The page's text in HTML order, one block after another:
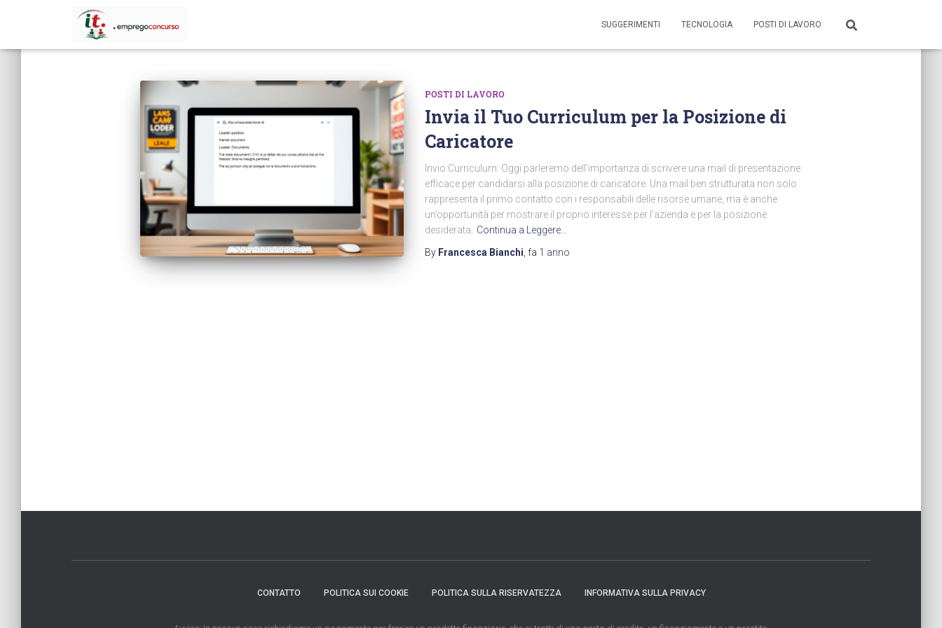
SUGGERIMENTI TECNOLOGIA POSTI DI LAVORO
POSTI DI LAVORO
Invia il Tuo Curriculum per la Posizione di
Caricatore
Invio Curriculum: Oggi parleremo dell’importanza di scrivere una mail di presentazione
efficace per candidarsi alla posizione di caricatore. Una mail ben strutturata non solo
rappresenta il primo contatto con i responsabili delle risorse umane, ma è anche
un’opportunità per mostrare il proprio interesse per l’azienda e per la posizione
desiderata.
Continua a Leggere…
By Francesca Bianchi , fa 1 anno
CONTATTO POLITICA SUI COOKIE POLITICA SULLA RISERVATEZZA INFORMATIVA SULLA PRIVACY